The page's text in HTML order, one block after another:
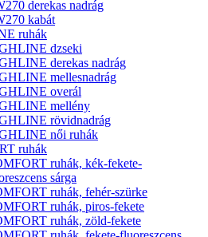
derekas nadrág
kabát
ruhák
dzseki
derekas nadrág
mellesnadrág
overál
mellény
rövidnadrág
női ruhák
ruhák
ruhák, kék-fekete-
sárga
ruhák, fehér-szürke
ruhák, piros-fekete
ruhák, zöld-fekete